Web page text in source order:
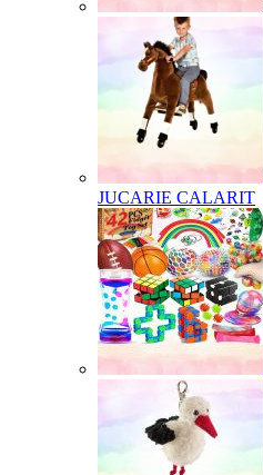
JUCARIE CALARIT